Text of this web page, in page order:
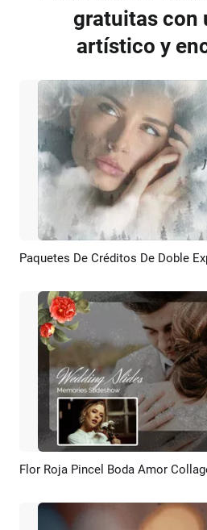
gratuitas con
artístico y
Previsualizar
Previsualizar